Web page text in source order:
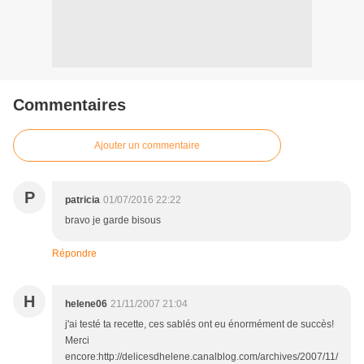
Commentaires
Ajouter un commentaire
P patricia 01/07/2016 22:22
bravo je garde bisous
Répondre
H helene06 21/11/2007 21:04
j'ai testé ta recette, ces sablés ont eu énormément de succès!
Merci
encore:http://delicesdhelene.canalblog.com/archives/2007/11/